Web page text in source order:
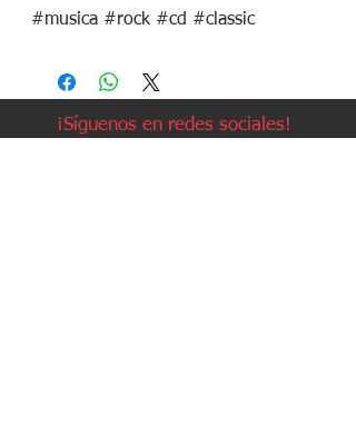
#musica #rock #cd #classic
¡Síguenos en redes sociales!